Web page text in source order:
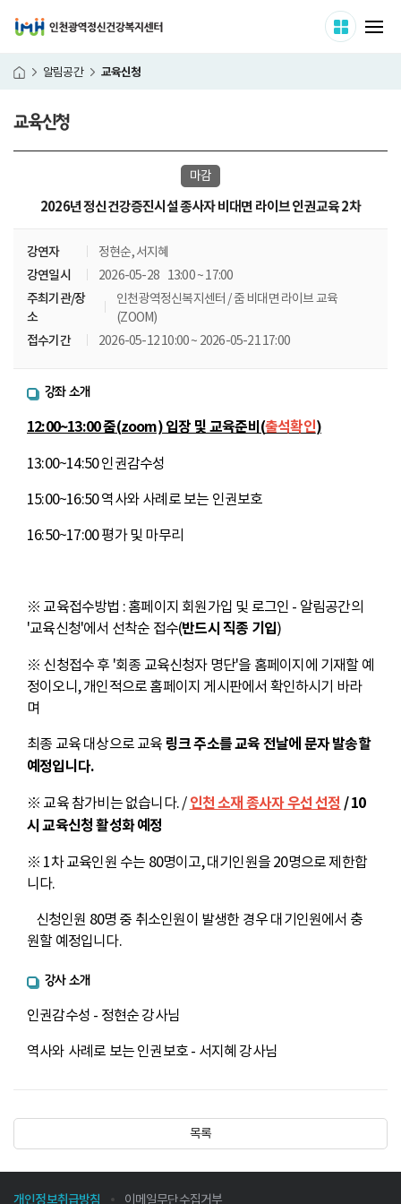
사이트
홈 알림공간 교육신청
교육신청
마감
2026년 정신건강증진시설 종사자 비대면 라이브 인권교육 2차
강연자
정현순, 서지혜
강연일시
2026-05-28 13:00 ~ 17:00
주최기관/장
소
인천광역정신복지센터 / 줌 비대면 라이브 교육
(ZOOM)
접수기간
2026-05-12 10:00 ~ 2026-05-21 17:00
강좌 소개
12:00~13:00 줌(zoom) 입장 및 교육준비(출석확인)
13:00~14:50 인권감수성
15:00~16:50 역사와 사례로 보는 인권보호
16:50~17:00 평가 및 마무리
※ 교육접수방법 : 홈페이지 회원가입 및 로그인 - 알림공간의
'교육신청'에서 선착순 접수(반드시 직종 기입 )
※ 신청접수 후 '회종 교육신청자 명단'을 홈페이지에 기재할 예
정이오니, 개인적으로 홈페이지 게시판에서 확인하시기 바라
며
최종 교육 대상으로 교육 링크 주소를 교육 전날에 문자 발송할
예정입니다.
※ 교육 참가비는 없습니다. / 인천 소재 종사자 우선 선정 / 10
시 교육신청 활성화 예정
※ 1차 교육인원 수는 80명이고, 대기인원을 20명으로 제한합
니다.
신청인원 80명 중 취소인원이 발생한 경우 대기인원에서 충
원할 예정입니다.
강사 소개
인권감수성 - 정현순 강사님
역사와 사례로 보는 인권보호 - 서지혜 강사님
목록
개인정보취급방침 이메일무단수집거부